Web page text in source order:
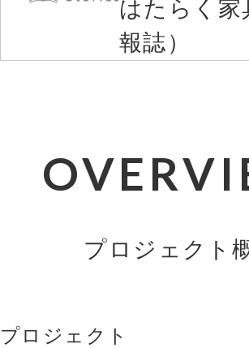
はたらく家
報誌）
プロジェクト
プロジェクト